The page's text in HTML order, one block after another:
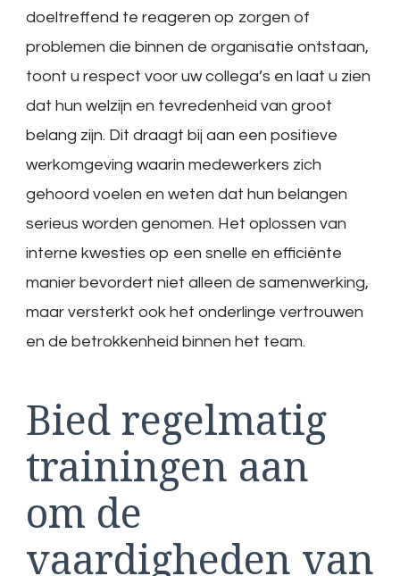
doeltreffend te reageren op zorgen of
problemen die binnen de organisatie ontstaan,
toont u respect voor uw collega’s en laat u zien
dat hun welzijn en tevredenheid van groot
belang zijn. Dit draagt bij aan een positieve
werkomgeving waarin medewerkers zich
gehoord voelen en weten dat hun belangen
serieus worden genomen. Het oplossen van
interne kwesties op een snelle en efficiënte
manier bevordert niet alleen de samenwerking,
maar versterkt ook het onderlinge vertrouwen
en de betrokkenheid binnen het team.
Bied regelmatig
trainingen aan
om de
vaardigheden van